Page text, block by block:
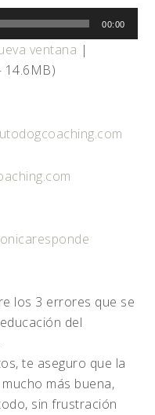
00:00
ventana |
los 3 errores que se
del
te aseguro que la
más buena,
sin frustración